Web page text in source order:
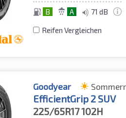
B A 71 dB
Reifen Vergleichen
Goodyear
EfficientGrip 2 SUV
225/65R17102H